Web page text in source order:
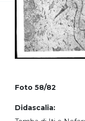
Foto 58/82
Didascalia: